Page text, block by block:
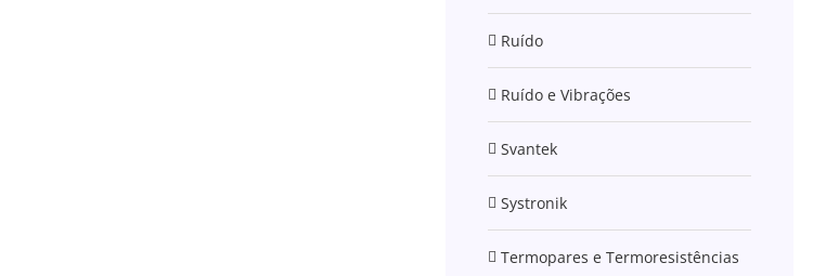
Ruído
Ruído e Vibrações
Svantek
Systronik
Termopares e Termoresistências